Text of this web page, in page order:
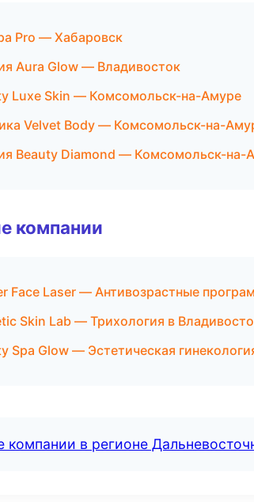
Pro — Хабаровск
Aura Glow — Владивосток
Luxe Skin — Комсомольск-на-Амуре
Velvet Body — Комсомольск-на-
Beauty Diamond — Комсомольск-на-
компании
Face Laser — Антивозрастные
Skin Lab — Трихология в
Spa Glow — Эстетическая
компании в регионе